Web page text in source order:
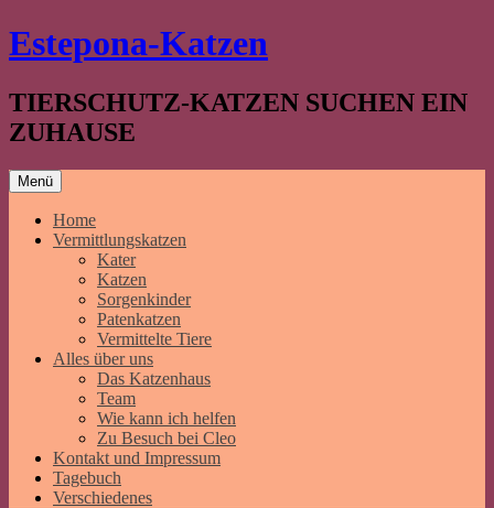
Springe
zum
Estepona-Katzen
TIERSCHUTZ-KATZEN SUCHEN EIN
ZUHAUSE
Menü
Home
Vermittlungskatzen
Kater
Katzen
Sorgenkinder
Patenkatzen
Vermittelte Tiere
Alles über uns
Das Katzenhaus
Team
Wie kann ich helfen
Zu Besuch bei Cleo
Kontakt und Impressum
Tagebuch
Verschiedenes